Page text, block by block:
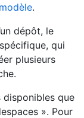
.
dépôt, le
qui
plusieurs
que
». Pour